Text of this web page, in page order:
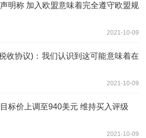
明称 加入欧盟意味着完全遵守欧盟规
2021-10-09
收协议)：我们认识到这可能意味着在
2021-10-09
标价上调至940美元 维持买入评级
2021-10-09